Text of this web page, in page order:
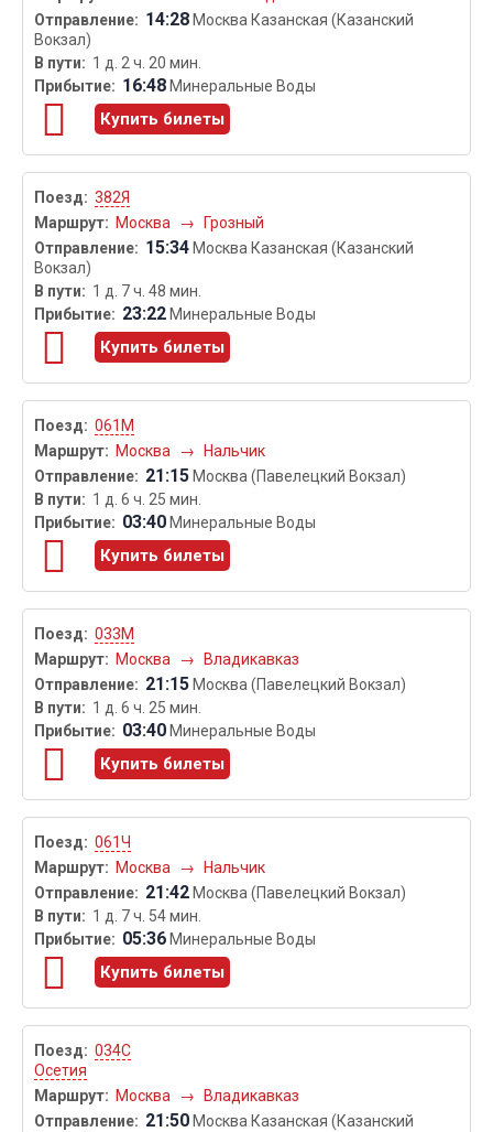
14:28 Москва Казанская (Казанский
Вокзал)
1 д. 2 ч. 20 мин.
16:48 Минеральные Воды
Купить билеты
382Я
Москва
→ Грозный
15:34 Москва Казанская (Казанский
Вокзал)
1 д. 7 ч. 48 мин.
23:22 Минеральные Воды
Купить билеты
061М
Москва
→ Нальчик
21:15 Москва (Павелецкий Вокзал)
1 д. 6 ч. 25 мин.
03:40 Минеральные Воды
Купить билеты
033М
Москва
→ Владикавказ
21:15 Москва (Павелецкий Вокзал)
1 д. 6 ч. 25 мин.
03:40 Минеральные Воды
Купить билеты
061Ч
Москва
→ Нальчик
21:42 Москва (Павелецкий Вокзал)
1 д. 7 ч. 54 мин.
05:36 Минеральные Воды
Купить билеты
034С
Осетия
Москва
→ Владикавказ
21:50 Москва Казанская (Казанский